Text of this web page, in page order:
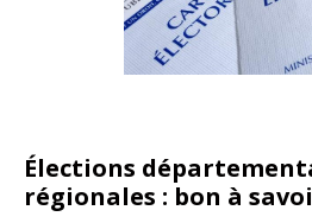
Élections
régionales : bon à